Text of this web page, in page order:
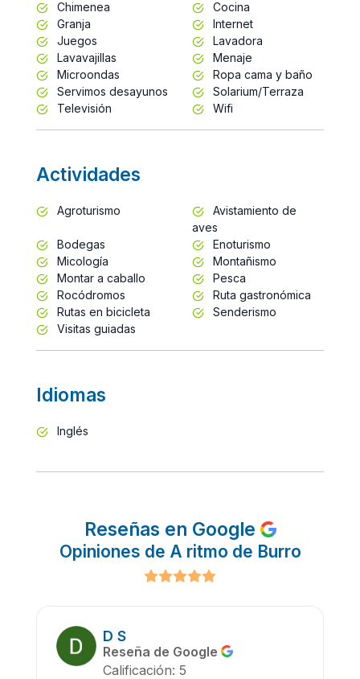
Chimenea
Cocina
Granja
Internet
Juegos
Lavadora
Lavavajillas
Menaje
Microondas
Ropa cama y baño
Servimos desayunos
Solarium/Terraza
Televisión
Wifi
Actividades
Agroturismo
Avistamiento de
aves
Bodegas
Enoturismo
Micología
Montañismo
Montar a caballo
Pesca
Rocódromos
Ruta gastronómica
Rutas en bicicleta
Senderismo
Visitas guiadas
Idiomas
Inglés
Reseñas en Google
Opiniones de A ritmo de Burro
D S
Reseña de Google
Calificación: 5